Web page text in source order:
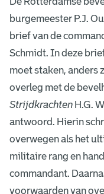
burgemeester P.J.
brief van de
Schmidt. In deze
moet staken, anders
overleg met de
Strijdkrachten H.G.
antwoord. Hierin
overwegen als het
militaire rang en
commandant.
voorwaarden van